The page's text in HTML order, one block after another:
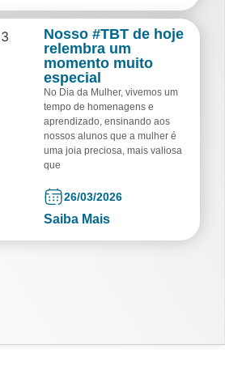
Nosso #TBT de hoje
relembra um
momento muito
especial
No Dia da Mulher, vivemos um
tempo de homenagens e
aprendizado, ensinando aos
nossos alunos que a mulher é
uma joia preciosa, mais valiosa
que
26/03/2026
Saiba Mais